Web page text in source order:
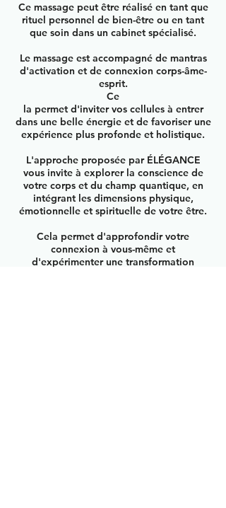
Ce massage peut être réalisé en tant que
rituel personnel de bien-être ou en tant
que soin dans un cabinet spécialisé.
Le massage est accompagné de mantras
d'activation et de connexion corps-âme-
esprit.
Ce
la permet d'inviter vos cellules à entrer
dans une belle énergie et de favoriser une
expérience plus profonde et holistique.​
L'approche proposée par ÉLÉGANCE
vous invite à explorer la conscience de
votre corps et du champ quantique, en
intégrant les dimensions physique,
émotionnelle et spirituelle de votre être.
Cela permet d'approfondir votre
connexion à vous-même et
d'expérimenter une transformation